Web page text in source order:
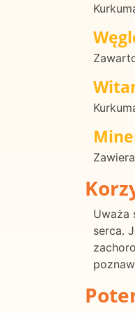
Uważa
serca.